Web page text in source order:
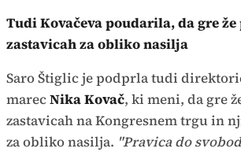
Tudi Kovačeva poudarila, da gre
zastavicah za obliko nasilja
Saro Štiglic je podprla tudi
marecNika Kovač, ki meni, da gre
zastavicah na Kongresnem trgu in
za obliko nasilja. "Pravica do